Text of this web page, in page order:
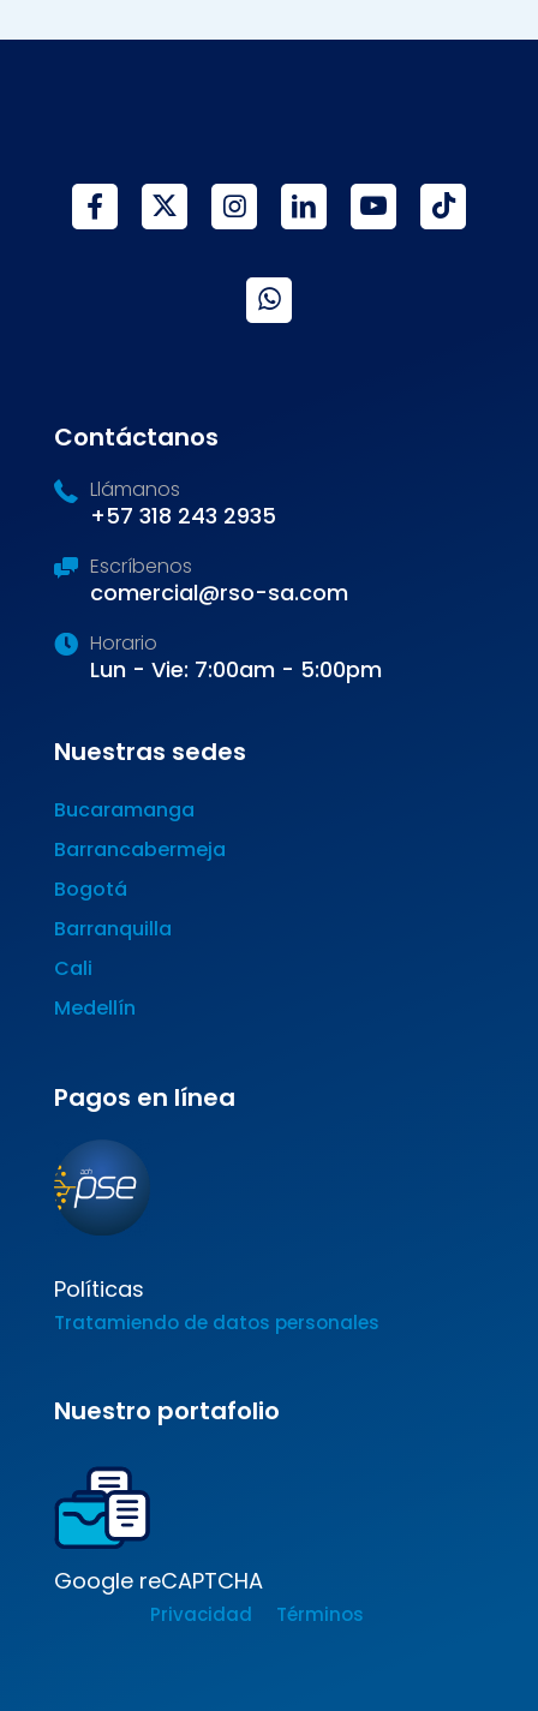
Contáctanos
Llámanos
+57 318 243 2935
Escríbenos
comercial@rso-sa.com
Horario
Lun - Vie: 7:00am - 5:00pm
Nuestras sedes
Bucaramanga
Barrancabermeja
Bogotá
Barranquilla
Cali
Medellín
Pagos en línea
Políticas
Tratamiendo de datos personales
Nuestro portafolio
Google reCAPTCHA
Privacidad Términos